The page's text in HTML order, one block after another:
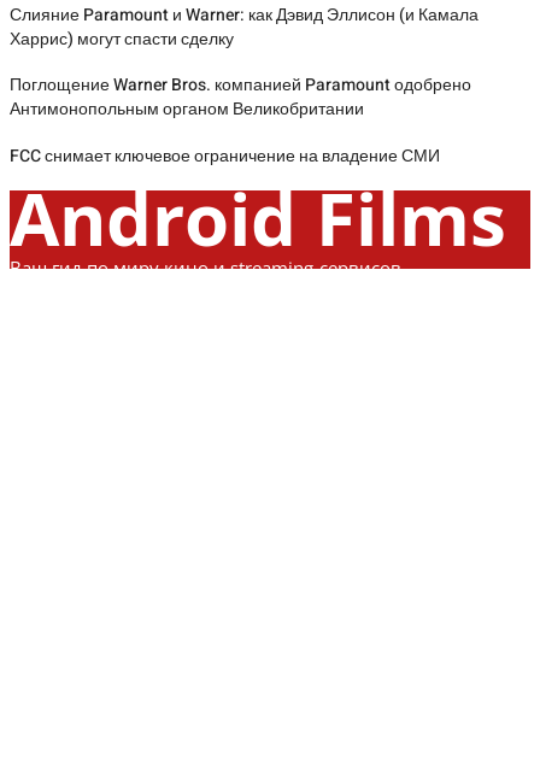
Слияние Paramount и Warner: как Дэвид Эллисон (и Камала
Харрис) могут спасти сделку
Поглощение Warner Bros. компанией Paramount одобрено
Антимонопольным органом Великобритании
FCC снимает ключевое ограничение на владение СМИ
Android Films
Ваш гид по миру кино и streaming-сервисов